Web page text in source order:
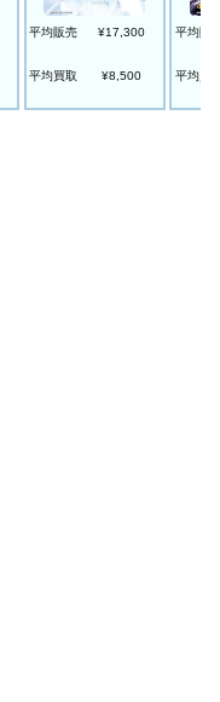
平均販売
平均買取
¥17,300
¥8,500
平均販
平均買